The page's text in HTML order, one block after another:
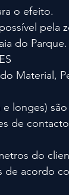
o efeito.
pela
do Parque.
Material,
e longes)
de
do
acordo